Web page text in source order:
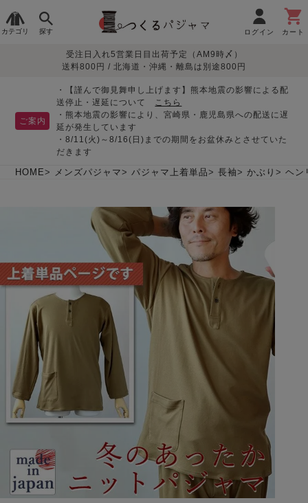
カテゴリ 探す ログイン カート
レディースパジャマ
春 夏 秋
メンズパジャマ
生地で
さがす
オーガニック素材 ガーゼ サテン織り
サッカー/ちぢみ 楊
柳
ニット/ストレッチ 起毛/フランネル
目的別で
さがす
敏感肌用
パジャマ
入院・介護
胸が目立たない
ペアで
そろえたい
眠れる作務衣特集
体型別におすすめパジ
年齢別におすすめパジ
ルームウェア
生活雑貨 カタログギフト
デザインで
さがす
前開き かぶり
作務衣 胸がすけない
羽織・バスロ
ーブ
上着単品
ズボン単品
夏パジャマ特集 つくるパジャマとは
について
返品・交換について よくあるご質問
会社概要 安心の日本製
受注日入れ5営業日目出荷予定（AM9時〆）
送料800円 / 北海道・沖縄・離島は別途800円
ご案内
・【謹んで御見舞申し上げます】熊本地震の影響による配
送停止・遅延について こちら
・熊本地震の影響により、宮崎県・鹿児島県への配送に遅
延が発生しています
・8/11(火)～8/16(日)までの期間をお盆休みとさせていた
だきます
HOME メンズパジャマ パジャマ上着単品 長袖 かぶり ヘン